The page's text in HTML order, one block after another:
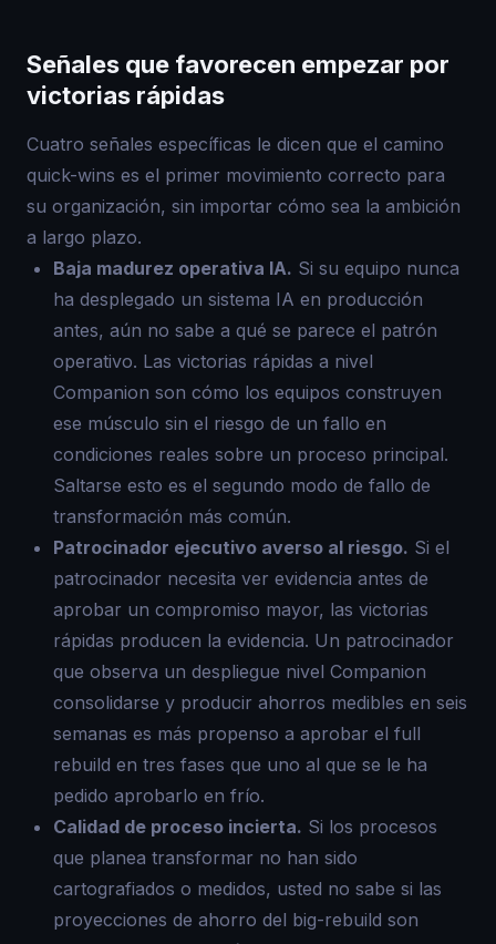
Señales que favorecen empezar por
victorias rápidas
Cuatro señales específicas le dicen que el camino
quick-wins es el primer movimiento correcto para
su organización, sin importar cómo sea la ambición
a largo plazo.
Baja madurez operativa IA. Si su equipo nunca
ha desplegado un sistema IA en producción
antes, aún no sabe a qué se parece el patrón
operativo. Las victorias rápidas a nivel
Companion son cómo los equipos construyen
ese músculo sin el riesgo de un fallo en
condiciones reales sobre un proceso principal.
Saltarse esto es el segundo modo de fallo de
transformación más común.
Patrocinador ejecutivo averso al riesgo. Si el
patrocinador necesita ver evidencia antes de
aprobar un compromiso mayor, las victorias
rápidas producen la evidencia. Un patrocinador
que observa un despliegue nivel Companion
consolidarse y producir ahorros medibles en seis
semanas es más propenso a aprobar el full
rebuild en tres fases que uno al que se le ha
pedido aprobarlo en frío.
Calidad de proceso incierta. Si los procesos
que planea transformar no han sido
cartografiados o medidos, usted no sabe si las
proyecciones de ahorro del big-rebuild son